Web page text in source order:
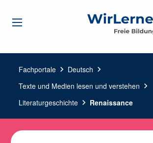
Fachportale chevron_right Deutsch chevron_right
Texte und Medien lesen und verstehen chevron_right
Literaturgeschichte chevron_right Renaissance